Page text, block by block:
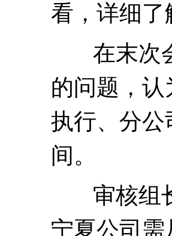
看，详细
在末次会
的问题，
执行、分
间。
审核组长
宁夏公司